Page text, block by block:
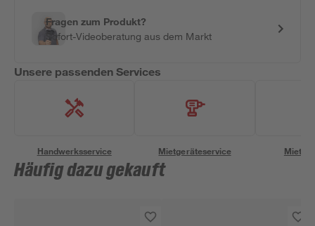
Fragen zum Produkt?
Sofort-Videoberatung aus dem Markt
Unsere passenden Services
Handwerksservice Mietgeräteservice
Häufig dazu gekauft